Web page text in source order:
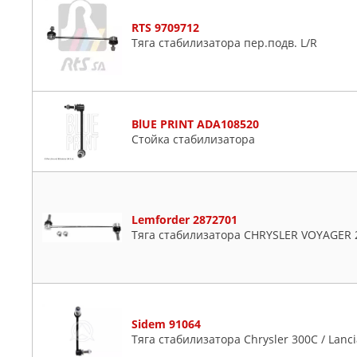
RTS 9709712
Тяга стабилизатора пер.подв. L/R
BlUE PRINT ADA108520
Стойка стабилизатора
Lemforder 2872701
Тяга стабилизатора CHRYSLER
Sidem 91064
Тяга стабилизатора Chrysler 300C /